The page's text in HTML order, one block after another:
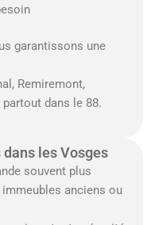
garantissons une
Remiremont,
partout dans le 88.
dans les Vosges
souvent plus
anciens ou